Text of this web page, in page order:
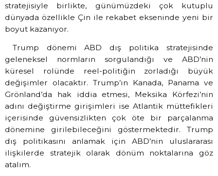
stratejisiyle birlikte, günümüzdeki çok kutuplu
dünyada özellikle Çin ile rekabet ekseninde yeni bir
boyut kazanıyor.
Trump dönemi ABD dış politika stratejisinde
geleneksel normların sorgulandığı ve ABD’nin
küresel rolünde reel-politiğin zorladığı büyük
değişimler olacaktır. Trump’ın Kanada, Panama ve
Grönland’da hak iddia etmesi, Meksika Körfezi’nin
adını değiştirme girişimleri ise Atlantik müttefikleri
içerisinde güvensizlikten çok öte bir parçalanma
dönemine girilebileceğini göstermektedir. Trump
dış politikasını anlamak için ABD’nin uluslararası
ilişkilerde stratejik olarak dönüm noktalarına göz
atalım.